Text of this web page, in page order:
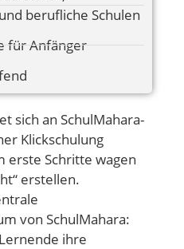
berufliche Schulen
für Anfänger
sich an SchulMahara-
Klickschulung
erste Schritte wagen
erstellen.
von SchulMahara:
ihre